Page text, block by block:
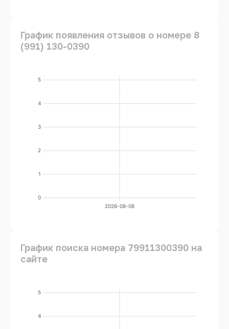
График появления отзывов о номере 8
(991) 130-0390
0
1
2
3
4
5
2026-08-08
График поиска номера 79911300390 на
сайте
4
5